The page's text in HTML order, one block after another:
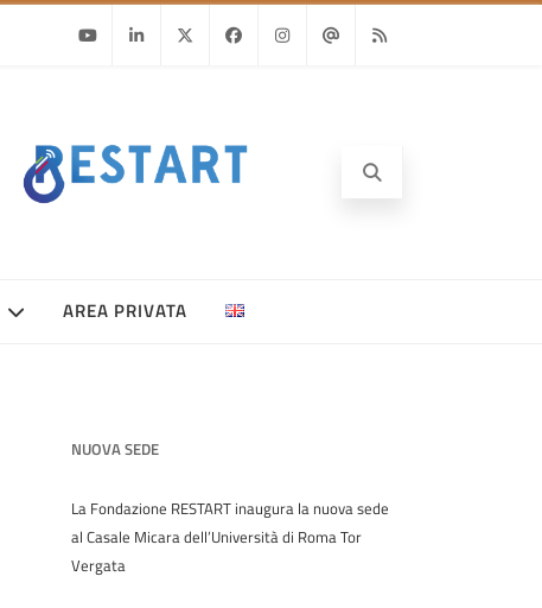
AREA PRIVATA
NUOVA SEDE
La Fondazione RESTART inaugura la nuova sede
al Casale Micara dell’Università di Roma Tor
Vergata